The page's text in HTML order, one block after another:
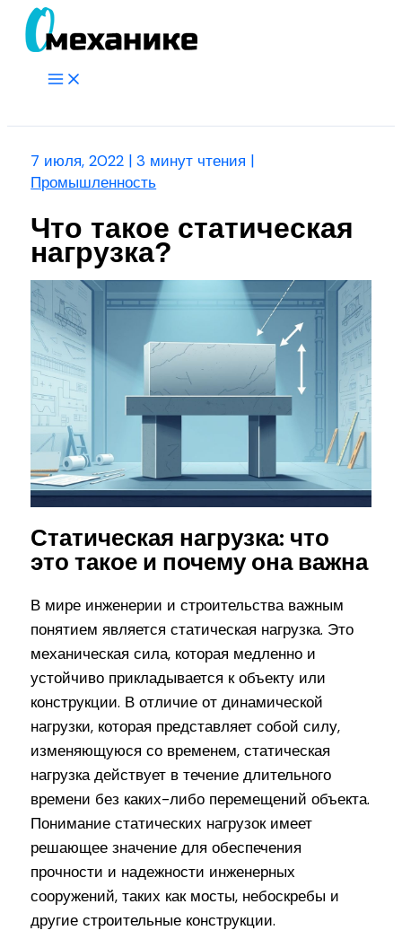
Перейти
Main
7 июля, 2022 |3 минут чтения |
Промышленность
Что такое статическая
нагрузка?
Статическая нагрузка: что
это такое и почему она важна
В мире инженерии и строительства важным
понятием является статическая нагрузка. Это
механическая сила, которая медленно и
устойчиво прикладывается к объекту или
конструкции. В отличие от динамической
нагрузки, которая представляет собой силу,
изменяющуюся со временем, статическая
нагрузка действует в течение длительного
времени без каких-либо перемещений объекта.
Понимание статических нагрузок имеет
решающее значение для обеспечения
прочности и надежности инженерных
сооружений, таких как мосты, небоскребы и
другие строительные конструкции.